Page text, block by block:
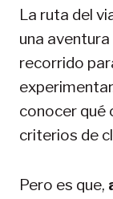
La ruta del
una
recorrido
conocer qué
criterios de
Pero es que,